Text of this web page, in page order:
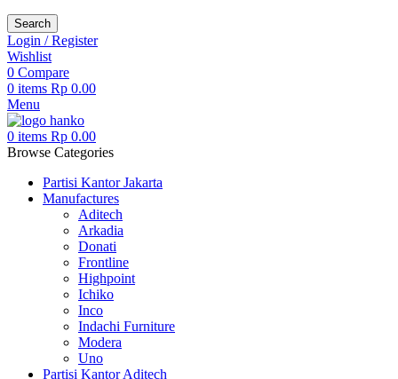
Search
Login / Register
Wishlist
0 Compare
0 items Rp 0.00
Menu
0 items Rp 0.00
Browse Categories
Partisi Kantor Jakarta
Manufactures
Aditech
Arkadia
Donati
Frontline
Highpoint
Ichiko
Inco
Indachi Furniture
Modera
Uno
Partisi Kantor Aditech